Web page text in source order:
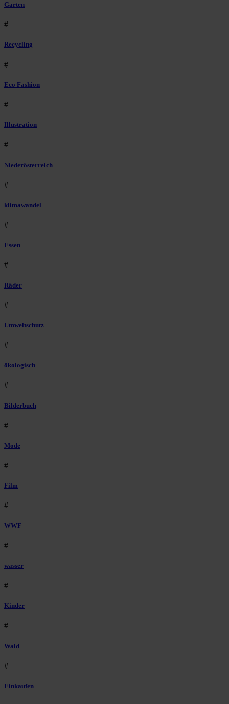
Garten
#
Recycling
#
Eco Fashion
#
Illustration
#
Niederösterreich
#
klimawandel
#
Essen
#
Räder
#
Umweltschutz
#
ökologisch
#
Bilderbuch
#
Mode
#
Film
#
WWF
#
wasser
#
Kinder
#
Wald
#
Einkaufen